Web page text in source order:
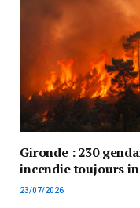
Gironde : 230
incendie toujours
23/07/2026